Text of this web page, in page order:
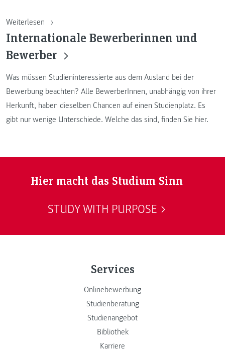
Weiterlesen
Internationale Bewerberinnen und
Bewerber
Was müssen Studieninteressierte aus dem Ausland bei der
Bewerbung beachten? Alle BewerberInnen, unabhängig von ihrer
Herkunft, haben dieselben Chancen auf einen Studienplatz. Es
gibt nur wenige Unterschiede. Welche das sind, finden Sie hier.
Hier macht das Studium Sinn
STUDY WITH PURPOSE
Services
Onlinebewerbung
Studienberatung
Studienangebot
Bibliothek
Karriere